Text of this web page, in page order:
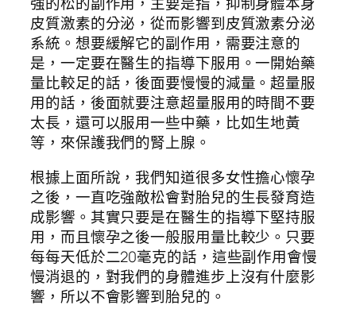
皮質激素的分泌，從而影響到皮質激素分泌
系統。想要緩解它的副作用，需要注意的
是，一定要在醫生的指導下服用。一開始藥
量比較足的話，後面要慢慢的減量。超量服
用的話，後面就要注意超量服用的時間不要
太長，還可以服用一些中藥，比如生地黃
等，來保護我們的腎上腺。
根據上面所說，我們知道很多女性擔心懷孕
之後，一直吃強敵松會對胎兒的生長發育造
成影響。其實只要是在醫生的指導下堅持服
用，而且懷孕之後一般服用量比較少。只要
每每天低於二20毫克的話，這些副作用會慢
慢消退的，對我們的身體進步上沒有什麼影
響，所以不會影響到胎兒的。